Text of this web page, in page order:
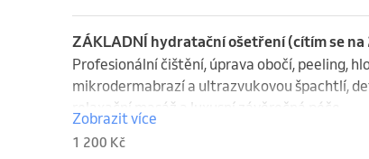
ZÁKLADNÍ hydratační ošetření (cítím se na
Profesionální čištění, úprava obočí, peeling,
mikrodermabrazí a ultrazvukovou špachtlí,
relaxační masáž a luxusní závěrečná péče.
Výsledek? Hladká, zářivá a svěží pleť. - 75 -
Zobrazit více
1 200 Kč